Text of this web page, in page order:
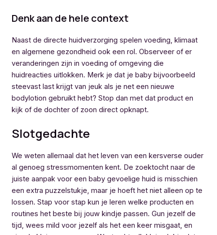
Denk aan de hele context
Naast de directe huidverzorging spelen voeding, klimaat
en algemene gezondheid ook een rol. Observeer of er
veranderingen zijn in voeding of omgeving die
huidreacties uitlokken. Merk je dat je baby bijvoorbeeld
steevast last krijgt van jeuk als je net een nieuwe
bodylotion gebruikt hebt? Stop dan met dat product en
kijk of de dochter of zoon direct opknapt.
Slotgedachte
We weten allemaal dat het leven van een kersverse ouder
al genoeg stressmomenten kent. De zoektocht naar de
juiste aanpak voor een baby gevoelige huid is misschien
een extra puzzelstukje, maar je hoeft het niet alleen op te
lossen. Stap voor stap kun je leren welke producten en
routines het beste bij jouw kindje passen. Gun jezelf de
tijd, wees mild voor jezelf als het een keer misgaat, en